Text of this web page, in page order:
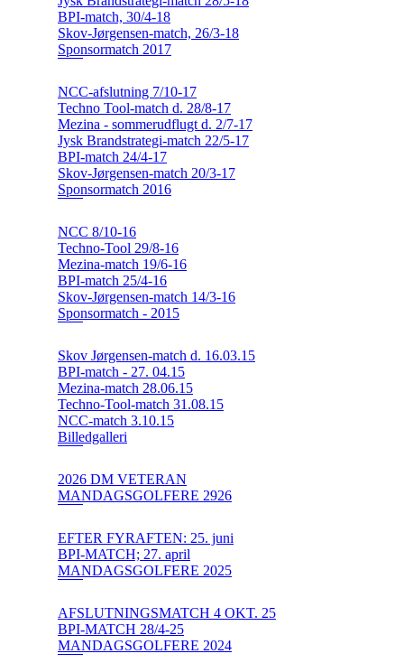
BPI-match, 30/4-18
Skov-Jørgensen-match, 26/3-18
Sponsormatch 2017
NCC-afslutning 7/10-17
Techno Tool-match d. 28/8-17
Mezina - sommerudflugt d. 2/7-17
Jysk Brandstrategi-match 22/5-17
BPI-match 24/4-17
Skov-Jørgensen-match 20/3-17
Sponsormatch 2016
NCC 8/10-16
Techno-Tool 29/8-16
Mezina-match 19/6-16
BPI-match 25/4-16
Skov-Jørgensen-match 14/3-16
Sponsormatch - 2015
Skov Jørgensen-match d. 16.03.15
BPI-match - 27. 04.15
Mezina-match 28.06.15
Techno-Tool-match 31.08.15
NCC-match 3.10.15
Billedgalleri
2026 DM VETERAN
MANDAGSGOLFERE 2926
EFTER FYRAFTEN: 25. juni
BPI-MATCH; 27. april
MANDAGSGOLFERE 2025
AFSLUTNINGSMATCH 4 OKT. 25
BPI-MATCH 28/4-25
MANDAGSGOLFERE 2024